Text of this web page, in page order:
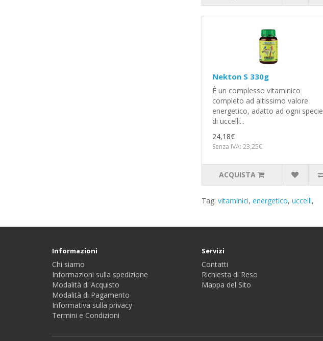
Nekton S 330g
È un complesso vitaminico
completo ad altissimo valore
energetico, adatto ad ogni specie
di uccelli...
24,18€
Senza IVA: 23,25€
ACQUISTA
Tag: vitaminici, energetico, uccelli,
Informazioni
Chi siamo
Informazioni sulla spedizione
Modalità di Acquisto
Modalità di Pagamento
Informativa sulla privacy
Termini e Condizioni
Servizi
Contatti
Richiesta di Reso
Mappa del Sito